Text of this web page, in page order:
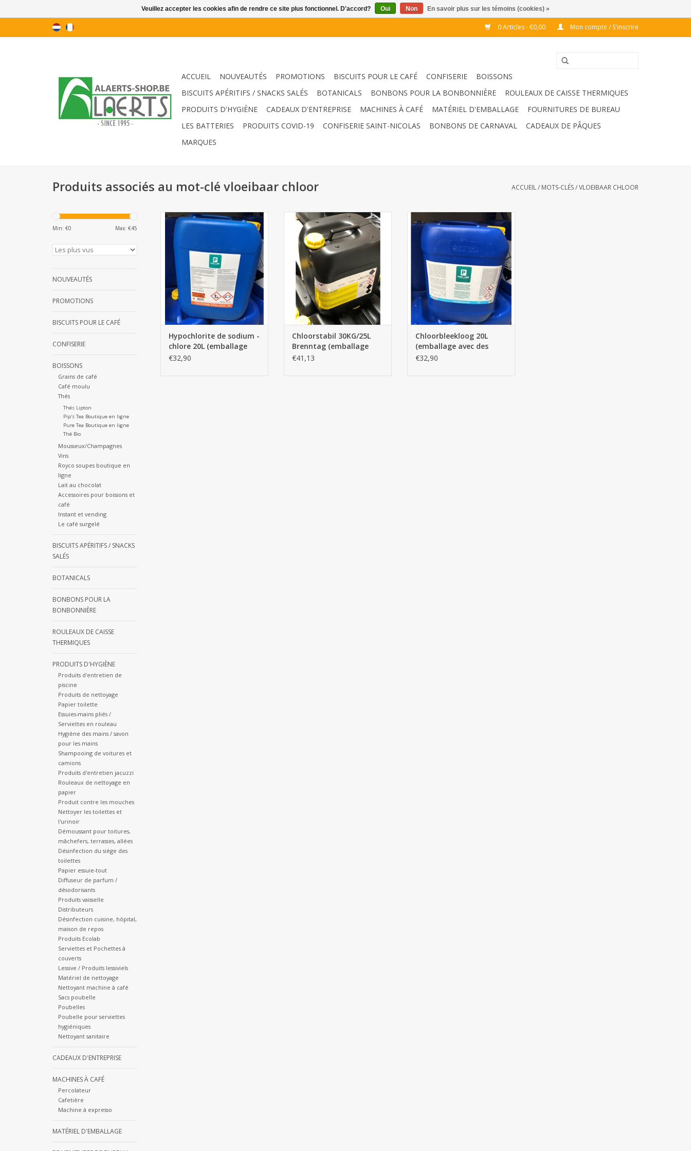
0 Articles - €0,00 Mon compte / S'inscrire
ACCUEIL NOUVEAUTÉS PROMOTIONS BISCUITS POUR LE CAFÉ CONFISERIE
BOISSONS
BISCUITS APÉRITIFS / SNACKS SALÉS
BOTANICALS BONBONS POUR LA BONBONNIÈRE
ROULEAUX DE CAISSE THERMIQUES
PRODUITS D'HYGIÈNE
CADEAUX D'ENTREPRISE MACHINES À CAFÉ MATÉRIEL D'EMBALLAGE
FOURNITURES DE BUREAU
LES BATTERIES
PRODUITS COVID-19 CONFISERIE SAINT-NICOLAS BONBONS DE CARNAVAL
CADEAUX DE PÂQUES
MARQUES
Produits associés au mot-clé vloeibaar chloor ACCUEIL/ MOTS-CLÉS/VLOEIBAAR CHLOOR
Min: €0 Max: €45
NOUVEAUTÉS
PROMOTIONS
BISCUITS POUR LE CAFÉ
CONFISERIE
BOISSONS
Grains de café
Café moulu
Thés
Thés Lipton
Pip's Tea Boutique en ligne
Pure Tea Boutique en ligne
Thé Bio
Mousseux/Champagnes
Vins
Royco soupes boutique en
ligne
Lait au chocolat
Accessoires pour boissons et
café
Instant et vending
Le café surgelé
BISCUITS APÉRITIFS / SNACKS
SALÉS
BOTANICALS
BONBONS POUR LA
BONBONNIÈRE
ROULEAUX DE CAISSE
THERMIQUES
PRODUITS D'HYGIÈNE
Produits d'entretien de
piscine
Produits de nettoyage
Papier toilette
Essuies-mains pliés /
Serviettes en rouleau
Hygiène des mains / savon
pour les mains
Shampooing de voitures et
camions
Produits d'entretien jacuzzi
Rouleaux de nettoyage en
papier
Produit contre les mouches
Nettoyer les toilettes et
l'urinoir
Démoussant pour toitures,
mâchefers, terrasses, allées
Désinfection du siège des
toilettes
Papier essuie-tout
Diffuseur de parfum /
désodorisants
Produits vaisselle
Distributeurs
Désinfection cuisine, hôpital,
maison de repos
Produits Ecolab
Serviettes et Pochettes à
couverts
Lessive / Produits lessiviels
Matériel de nettoyage
Nettoyant machine à café
Sacs poubelle
Poubelles
Poubelle pour serviettes
hygiéniques
Nettoyant sanitaire
CADEAUX D'ENTREPRISE
MACHINES À CAFÉ
Percolateur
Cafetière
Machine à expresso
MATÉRIEL D'EMBALLAGE
Hypochlorite de sodium - chlore
20L (emballage jetable)
Hypochlorite de sodium -
chlore 20L (emballage
jetable)
€32,90
Chloorstabil 30KG/25L Brenntag
(emballage jetable)
AJOUTER AU PANIER
Chloorstabil 30KG/25L
Brenntag (emballage
jetable)
€41,13
Chloorbleekloog 20L (emballage
avec des vides)
AJOUTER AU PANIER
Chloorbleekloog 20L
(emballage avec des
vides)
€32,90
Veuillez accepter les cookies afin de rendre ce site plus fonctionnel. D'accord? Oui Non En savoir plus sur les témoins (cookies) »